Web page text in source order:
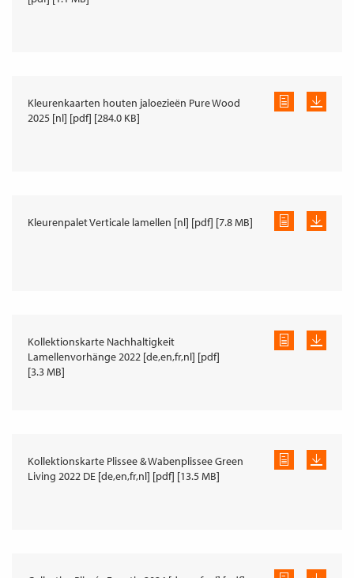
Kleurenkaarten houten jaloezieën Pure Wood
2025 [nl] [pdf] [284.0 KB]
Kleurenpalet Verticale lamellen [nl] [pdf] [7.8 MB]
Kollektionskarte Nachhaltigkeit
Lamellenvorhänge 2022 [de,en,fr,nl] [pdf]
[3.3 MB]
Kollektionskarte Plissee & Wabenplissee Green
Living 2022 DE [de,en,fr,nl] [pdf] [13.5 MB]